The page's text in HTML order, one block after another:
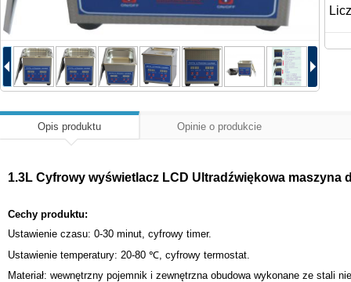
Opis produktu Opinie o produkcie
1.3L Cyfrowy wyświetlacz LCD Ultradźwiękowa maszyna
Cechy produktu:
Ustawienie czasu: 0-30 minut, cyfrowy timer.
Ustawienie temperatury: 20-80 ℃, cyfrowy termostat.
Materiał: wewnętrzny pojemnik i zewnętrzna obudowa wykonane ze stali